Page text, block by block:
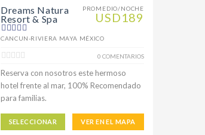
PROMEDIO/NOCHE
USD189
Dreams Natura
Resort & Spa
CANCUN-RIVIERA MAYA MÉXICO
0 COMENTARIOS
Reserva con nosotros este hermoso
hotel frente al mar, 100% Recomendado
para familias.
SELECCIONAR VER EN EL MAPA